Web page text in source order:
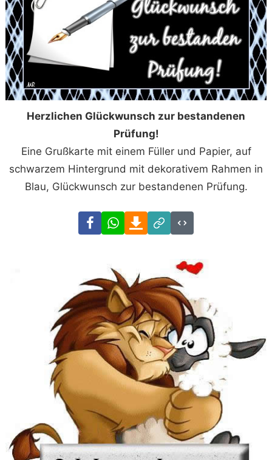
Herzlichen Glückwunsch zur bestandenen
Prüfung!
Eine Grußkarte mit einem Füller und Papier, auf
schwarzem Hintergrund mit dekorativem Rahmen in
Blau, Glückwunsch zur bestandenen Prüfung.
FacebookWhatsAppDownload
Link
Code